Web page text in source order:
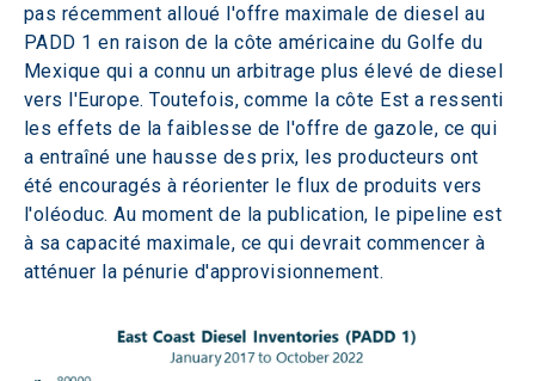
pas récemment alloué l'offre maximale de diesel au
PADD 1 en raison de la côte américaine du Golfe du
Mexique qui a connu un arbitrage plus élevé de diesel
vers l'Europe. Toutefois, comme la côte Est a ressenti
les effets de la faiblesse de l'offre de gazole, ce qui
a entraîné une hausse des prix, les producteurs ont
été encouragés à réorienter le flux de produits vers
l'oléoduc. Au moment de la publication, le pipeline est
à sa capacité maximale, ce qui devrait commencer à
atténuer la pénurie d'approvisionnement.